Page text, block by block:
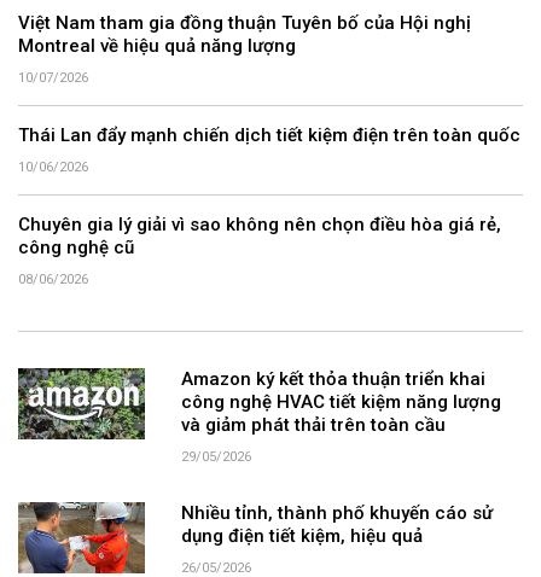
Việt Nam tham gia đồng thuận Tuyên bố của Hội nghị
Montreal về hiệu quả năng lượng
10/07/2026
Thái Lan đẩy mạnh chiến dịch tiết kiệm điện trên toàn quốc
10/06/2026
Chuyên gia lý giải vì sao không nên chọn điều hòa giá rẻ,
công nghệ cũ
08/06/2026
Amazon ký kết thỏa thuận triển khai
công nghệ HVAC tiết kiệm năng lượng
và giảm phát thải trên toàn cầu
29/05/2026
Nhiều tỉnh, thành phố khuyến cáo sử
dụng điện tiết kiệm, hiệu quả
26/05/2026